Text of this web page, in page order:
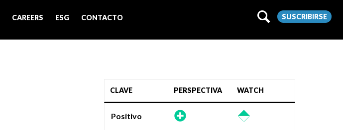
CAREERS ESG CONTACTO SUSCRIBIRSE
CLAVE PERSPECTIVA WATCH
Positivo